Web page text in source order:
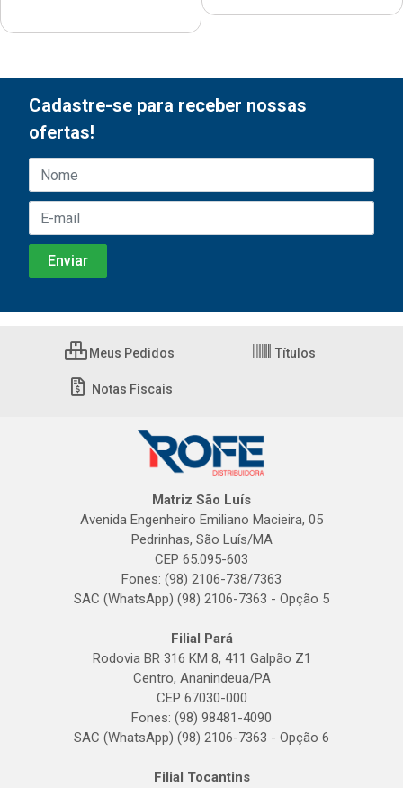
Cadastre-se para receber nossas
ofertas!
Meus Pedidos Títulos
Notas Fiscais
Matriz São Luís
Avenida Engenheiro Emiliano Macieira, 05
Pedrinhas, São Luís/MA
CEP 65.095-603
Fones: (98) 2106-738/7363
SAC (WhatsApp) (98) 2106-7363 - Opção 5
Filial Pará
Rodovia BR 316 KM 8, 411 Galpão Z1
Centro, Ananindeua/PA
CEP 67030-000
Fones: (98) 98481-4090
SAC (WhatsApp) (98) 2106-7363 - Opção 6
Filial Tocantins